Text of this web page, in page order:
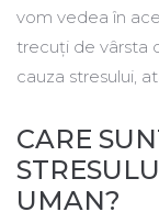
vom vedea în
trecuți de vârsta
cauza stresului,
CARE
UMAN?